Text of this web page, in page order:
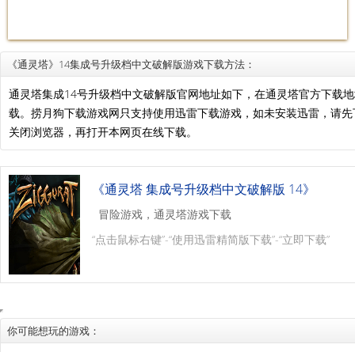
《通灵塔》14集成号升级档中文破解版游戏下载方法：
通灵塔集成14号升级档中文破解版官网地址如下，在通灵塔官方下载
载。捞月狗下载游戏网只支持使用迅雷下载游戏，如未安装迅雷，请
关闭浏览器，再打开本网页在线下载。
《通灵塔 集成号升级档中文破解版 14》
冒险游戏，通灵塔游戏下载
“点击鼠标右键”-“使用迅雷精简版下载”-“立即下载”
你可能想玩的游戏：